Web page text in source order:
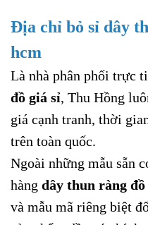
Địa chỉ bỏ sỉ dây
hcm
Là nhà phân phối trực
đồ giá sỉ, Thu Hồng
giá cạnh tranh, thời
trên toàn quốc.
Ngoài những mẫu sẵn
hàng dây thun ràng đồ
và mẫu mã riêng biệt